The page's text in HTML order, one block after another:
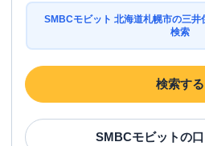
SMBCモビット 北海道札幌市の三井
検索
検索する
SMBCモビットの